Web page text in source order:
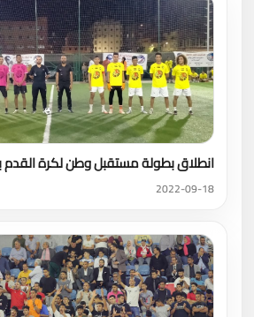
انطلاق بطولة مستقبل وطن لكرة القدم
2022-09-18